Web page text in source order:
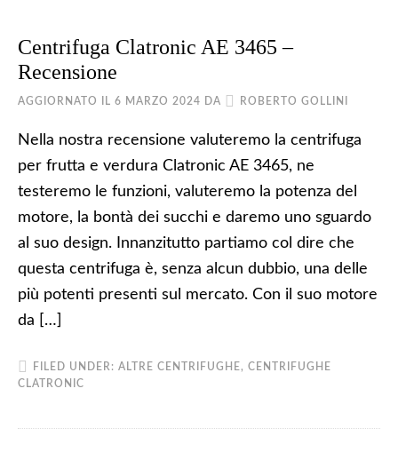
Centrifuga Clatronic AE 3465 –
Recensione
AGGIORNATO IL 6 MARZO 2024 DA ROBERTO GOLLINI
Nella nostra recensione valuteremo la centrifuga
per frutta e verdura Clatronic AE 3465, ne
testeremo le funzioni, valuteremo la potenza del
motore, la bontà dei succhi e daremo uno sguardo
al suo design. Innanzitutto partiamo col dire che
questa centrifuga è, senza alcun dubbio, una delle
più potenti presenti sul mercato. Con il suo motore
da […]
FILED UNDER: ALTRE CENTRIFUGHE , CENTRIFUGHE
CLATRONIC